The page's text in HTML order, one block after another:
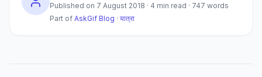
Published on 7 August 2018 · 4 min read · 747 words
Part of AskGif Blog · यात्रा